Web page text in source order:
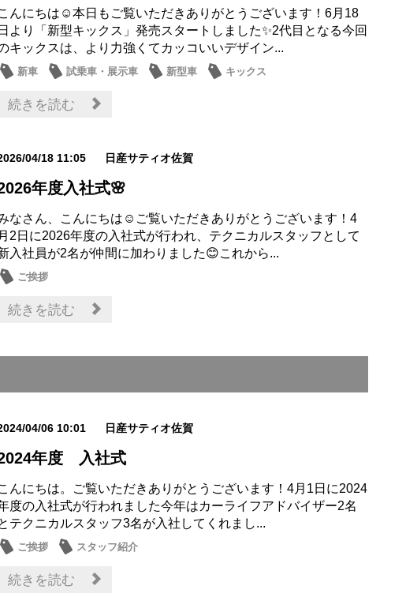
んにちは☺本日もご覧いただきありがとうございます！6月18
日より「新型キックス」発売スタートしました✨2代目となる今回
キックスは、より力強くてカッコいいデザイン...
新車 試乗車・展示車 新型車 キックス
続きを読む
04/18 11:05 日産サティオ佐賀
年度入社式🌸
なさん、こんにちは☺ご覧いただきありがとうございます！4
月2日に2026年度の入社式が行われ、テクニカルスタッフとして
入社員が2名が仲間に加わりました😊これから...
ご挨拶
続きを読む
04/06 10:01 日産サティオ佐賀
年度 入社式
んにちは。ご覧いただきありがとうございます！4月1日に2024
度の入社式が行われました今年はカーライフアドバイザー2名
テクニカルスタッフ3名が入社してくれまし...
ご挨拶 スタッフ紹介
続きを読む